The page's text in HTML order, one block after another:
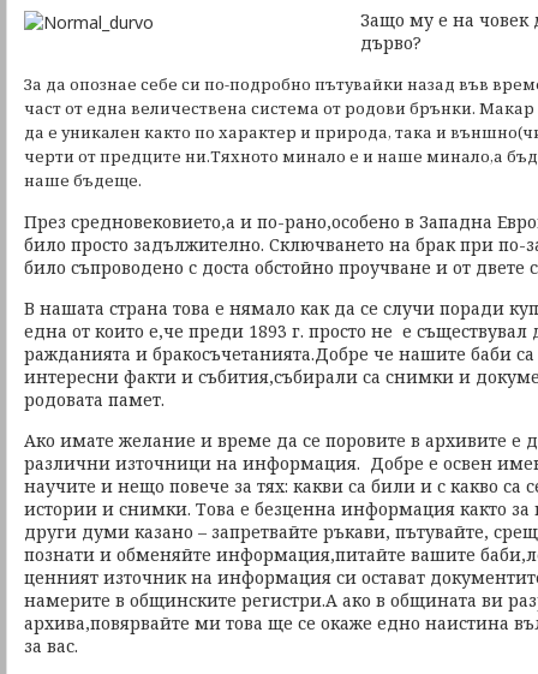
Защо му е на човек
дърво?
За да опознае себе си по-подробно пътувайки назад във
част от една величествена система от родови брънки.
да е уникален както по характер и природа, така и
черти от предците ни.Тяхното минало е и наше минало,а
наше бъдеще.
През средновековието,а и по-рано,особено в Западна
било просто задължително. Сключването на брак при по-
било съпроводено с доста обстойно проучване и от двете
В нашата страна това е нямало как да се случи поради
една от които е,че преди 1893 г. просто не е
ражданията и бракосъчетанията.Добре че нашите баби
интересни факти и събития,събирали са снимки и
родовата памет.
Ако имате желание и време да се поровите в архивите е
различни източници на информация. Добре е освен
научите и нещо повече за тях: какви са били и с какво
истории и снимки. Това е безценна информация както за
други думи казано – запретвайте ръкави, пътувайте,
познати и обменяйте информация,питайте вашите
ценният източник на информация си остават
намерите в общинските регистри.А ако в общината ви
архива,повярвайте ми това ще се окаже едно наистина
за вас.